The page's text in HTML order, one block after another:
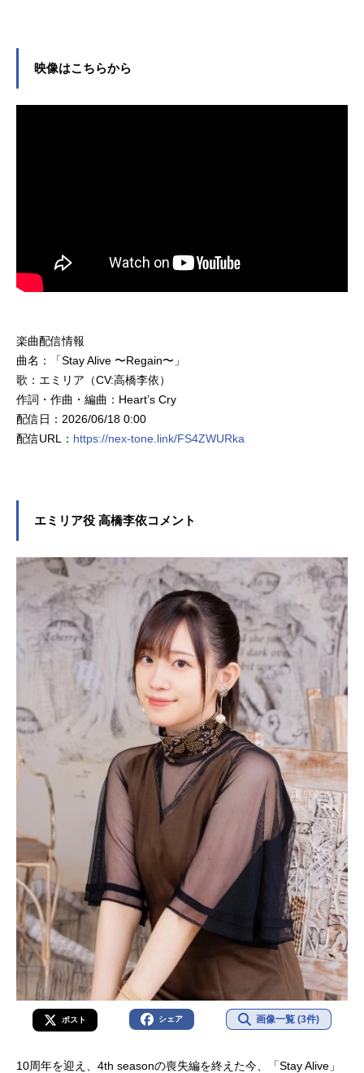
映像はこちらから
楽曲配信情報
曲名：「Stay Alive 〜Regain〜」
歌：エミリア（CV:高橋李依）
作詞・作曲・編曲：Heart’s Cry
配信日：2026/06/18 0:00
配信URL： https://nex-tone.link/FS4ZWURka
エミリア役 高橋李依コメント
ポスト シェア 画像一覧 (3件)
10周年を迎え、4th seasonの喪失編を終えた今、「Stay Alive」